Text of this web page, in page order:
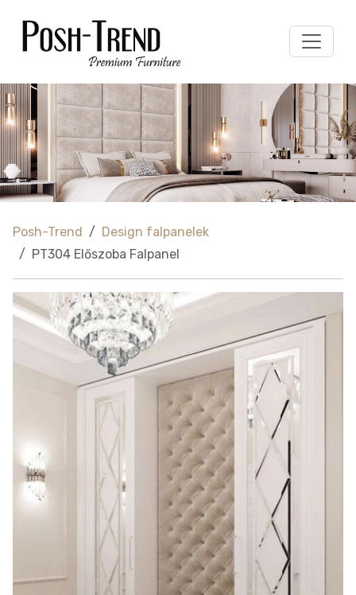
Posh-Trend
Design falpanelek
PT304 Előszoba Falpanel